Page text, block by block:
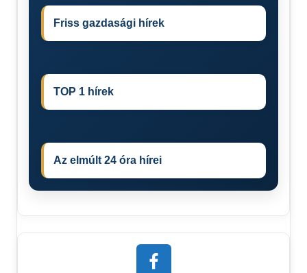
Friss gazdasági hírek
TOP 1 hírek
Az elmúlt 24 óra hírei